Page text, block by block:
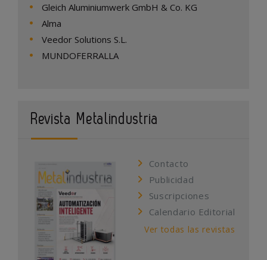
Gleich Aluminiumwerk GmbH & Co. KG
Alma
Veedor Solutions S.L.
MUNDOFERRALLA
Revista Metalindustria
Contacto
Publicidad
Suscripciones
Calendario Editorial
Ver todas las revistas